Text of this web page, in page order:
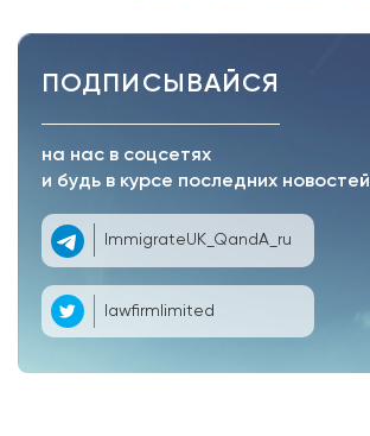
ПОДПИСЫВАЙСЯ
на нас в соцсетях
и будь в курсе последних новостей
ImmigrateUK_QandA_ru
lawfirmlimited